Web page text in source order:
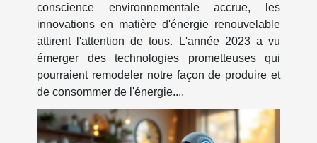
conscience environnementale accrue, les
innovations en matière d'énergie renouvelable
attirent l'attention de tous. L'année 2023 a vu
émerger des technologies prometteuses qui
pourraient remodeler notre façon de produire et
de consommer de l'énergie....